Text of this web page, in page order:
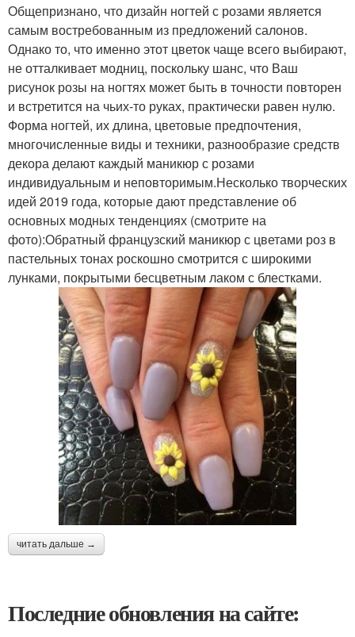
Общепризнано, что дизайн ногтей с розами является
самым востребованным из предложений салонов.
Однако то, что именно этот цветок чаще всего выбирают,
не отталкивает модниц, поскольку шанс, что Ваш
рисунок розы на ногтях может быть в точности повторен
и встретится на чьих-то руках, практически равен нулю.
Форма ногтей, их длина, цветовые предпочтения,
многочисленные виды и техники, разнообразие средств
декора делают каждый маникюр с розами
индивидуальным и неповторимым.Несколько творческих
идей 2019 года, которые дают представление об
основных модных тенденциях (смотрите на
фото):Обратный французский маникюр с цветами роз в
пастельных тонах роскошно смотрится с широкими
лунками, покрытыми бесцветным лаком с блестками.
читать дальше →
Последние обновления на сайте: